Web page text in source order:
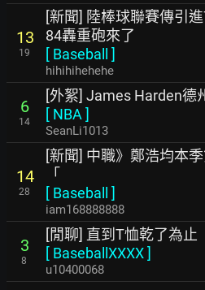
13
19
[新聞] 陸棒球聯賽傳引
84轟重砲來了
[ Baseball ]
hihihihehehe
6
14
[外絮] James Harden德
[ NBA ]
SeanLi1013
14
28
[新聞] 中職》鄭浩均本
「
[ Baseball ]
iam168888888
3
8
[閒聊] 直到T恤乾了為止
[ BaseballXXXX]
u10400068